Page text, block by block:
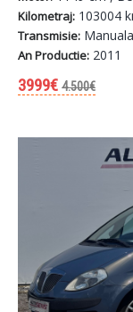
Kilometraj: 103004
Transmisie: Manuala
An Productie: 2011
3999€ 4.500€